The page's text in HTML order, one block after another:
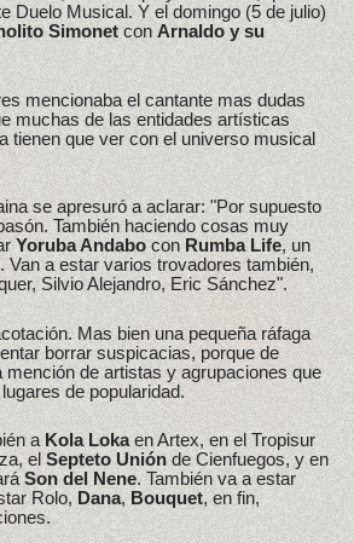
Duelo Musical. Y el domingo (5 de julio)
Simonet conArnaldo y su
mencionaba el cantante mas dudas
muchas de las entidades artísticas
tienen que ver con el universo musical
se apresuró a aclarar: "Por supuesto
También haciendo cosas muy
Yoruba AndaboconRumba Life, un
Van a estar varios trovadores también,
Silvio Alejandro, Eric Sánchez".
Mas bien una pequeña ráfaga
borrar suspicacias, porque de
mención de artistas y agrupaciones que
de popularidad.
aKola Lokaen Artex, en el Tropisur
elSepteto Uniónde Cienfuegos, y en
Son del Nene. También va a estar
Rolo,Dana,Bouquet, en fin,